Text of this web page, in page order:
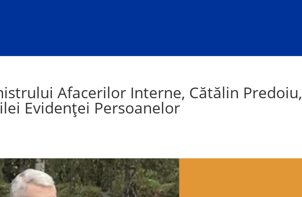
Afacerilor Interne, Cătălin Predoiu,
Evidenței Persoanelor